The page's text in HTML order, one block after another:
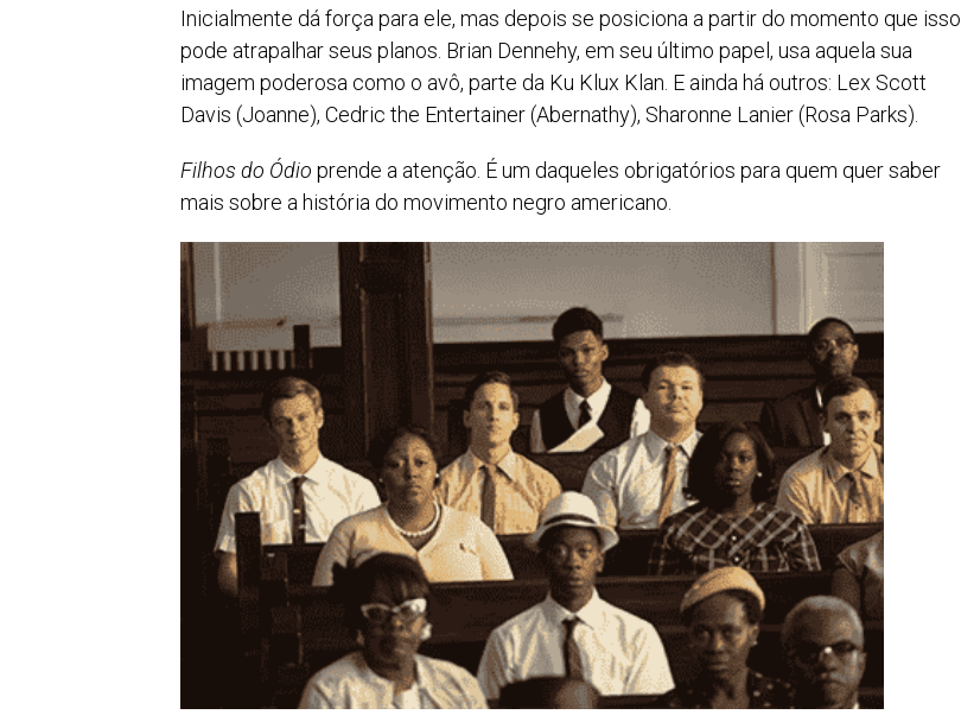
Inicialmente dá força para ele, mas depois se posiciona a partir do momento que isso
pode atrapalhar seus planos. Brian Dennehy, em seu último papel, usa aquela sua
imagem poderosa como o avô, parte da Ku Klux Klan. E ainda há outros: Lex Scott
Davis (Joanne), Cedric the Entertainer (Abernathy), Sharonne Lanier (Rosa Parks).
Filhos do Ódio prende a atenção. É um daqueles obrigatórios para quem quer saber
mais sobre a história do movimento negro americano.